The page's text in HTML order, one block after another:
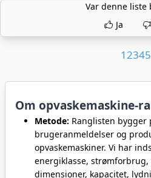
Var denne liste
Ja
12345
Om opvaskemaskine-
Metode: Ranglisten bygger
brugeranmeldelser og
opvaskemaskiner. Vi har
energiklasse,
dimensioner, kapacitet,